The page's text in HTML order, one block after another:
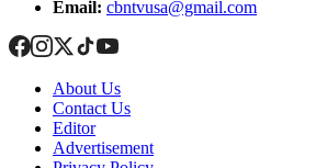
Email: cbntvusa@gmail.com
About Us
Contact Us
Editor
Advertisement